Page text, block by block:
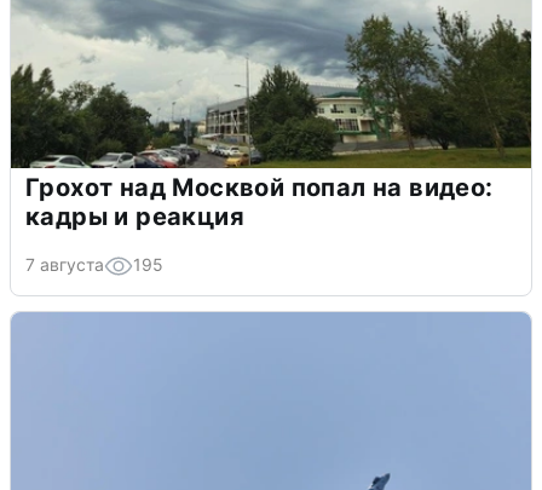
Грохот над Москвой попал на видео:
кадры и реакция
7 августа 195